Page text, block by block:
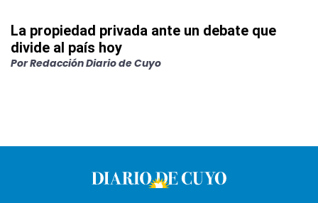
La propiedad privada ante un debate que
divide al país hoy
PorRedacción Diario de Cuyo